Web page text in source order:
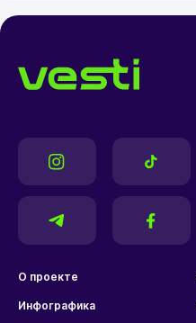
О проекте
Инфографика